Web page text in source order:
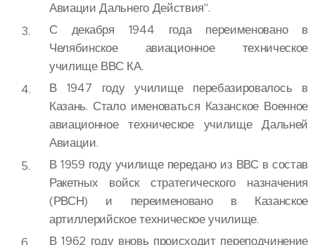
Авиации Дальнего Действия".
С декабря 1944 года переименовано в
Челябинское авиационное техническое
училище ВВС КА.
В 1947 году училище перебазировалось в
Казань. Стало именоваться Казанское Военное
авиационное техническое училище Дальней
Авиации.
В 1959 году училище передано из ВВС в состав
Ракетных войск стратегического назначения
(РВСН) и переименовано в Казанское
артиллерийское техническое училище.
В 1962 году вновь происходит переподчинение